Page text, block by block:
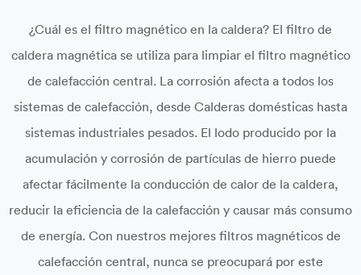
¿Cuál es el filtro magnético en la caldera? El filtro de
caldera magnética se utiliza para limpiar el filtro magnético
de calefacción central. La corrosión afecta a todos los
sistemas de calefacción, desde Calderas domésticas hasta
sistemas industriales pesados. El lodo producido por la
acumulación y corrosión de partículas de hierro puede
afectar fácilmente la conducción de calor de la caldera,
reducir la eficiencia de la calefacción y causar más consumo
de energía. Con nuestros mejores filtros magnéticos de
calefacción central, nunca se preocupará por este